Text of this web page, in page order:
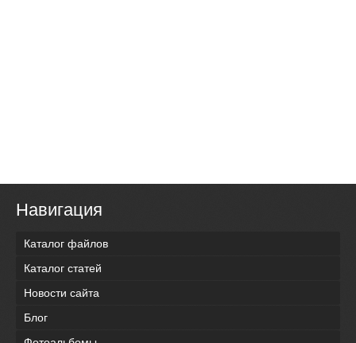
Навигация
Каталог файлов
Каталог статей
Новости сайта
Блог